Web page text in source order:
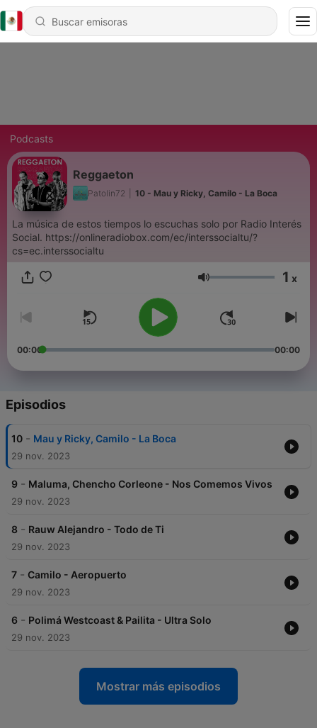
Podcasts
Reggaeton
Patolin72 10 - Mau y Ricky, Camilo - La Boca
La música de estos tiempos lo escuchas solo por Radio Interés
Social. https://onlineradiobox.com/ec/interssocialtu/?
cs=ec.interssocialtu
Volumen 1 x
00:00 00:00
Episodios
10 - Mau y Ricky, Camilo - La Boca
29 nov. 2023
9 - Maluma, Chencho Corleone - Nos Comemos Vivos
29 nov. 2023
8 - Rauw Alejandro - Todo de Ti
29 nov. 2023
7 - Camilo - Aeropuerto
29 nov. 2023
6 - Polimá Westcoast & Pailita - Ultra Solo
29 nov. 2023
Mostrar más episodios